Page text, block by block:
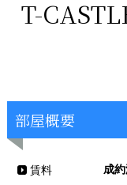
T-
部屋概要
賃料 成